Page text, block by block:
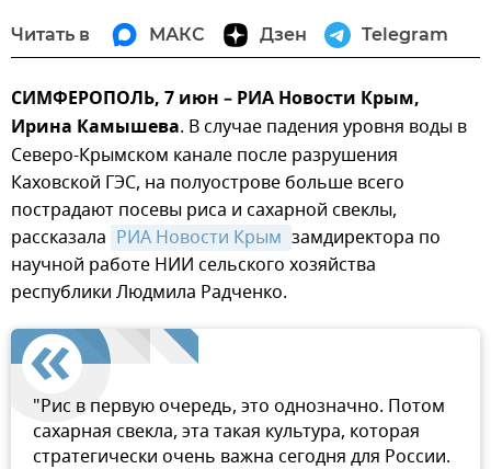
Читать в МАКС Дзен Telegram
СИМФЕРОПОЛЬ, 7 июн – РИА Новости Крым,
Ирина Камышева. В случае падения уровня воды в
Северо-Крымском канале после разрушения
Каховской ГЭС, на полуострове больше всего
пострадают посевы риса и сахарной свеклы,
рассказала РИА Новости Крым замдиректора по
научной работе НИИ сельского хозяйства
республики Людмила Радченко.
"Рис в первую очередь, это однозначно. Потом
сахарная свекла, эта такая культура, которая
стратегически очень важна сегодня для России.